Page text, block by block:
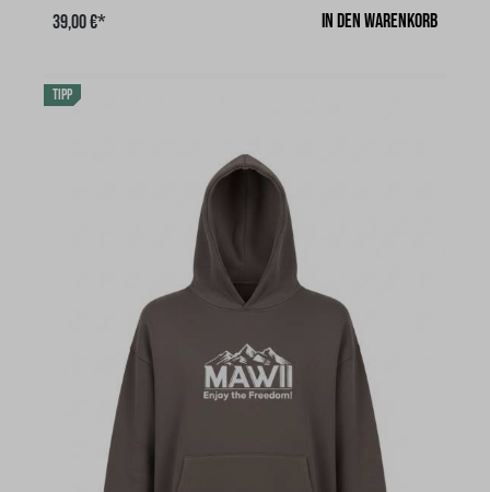
Qualität. Gerader Schnitt, kurzärmligFarbe: ink grey,
Logo uns Schriftzug!Gr. Lgibt es in den Größen S-
XLGr. S: Breite 50 cm, Höhe 70 cmGr. M: Breite 53
XL: Breite 60 cm, Höhe 76 cm
39,00 €* In den Warenkorb
TIPP